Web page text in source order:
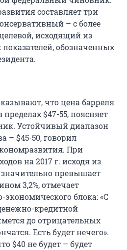
составляет три
– с более
исходящий из
обозначенных
что цена барреля
$47-55, поясняет
Устойчивый диапазон
– $45-50, говорил
При
на 2017 г. исходя из
превышает
3,2%, отмечает
блока: «С
кредитной
до отрицательных
Есть будет нечего».
$40 не будет – будет